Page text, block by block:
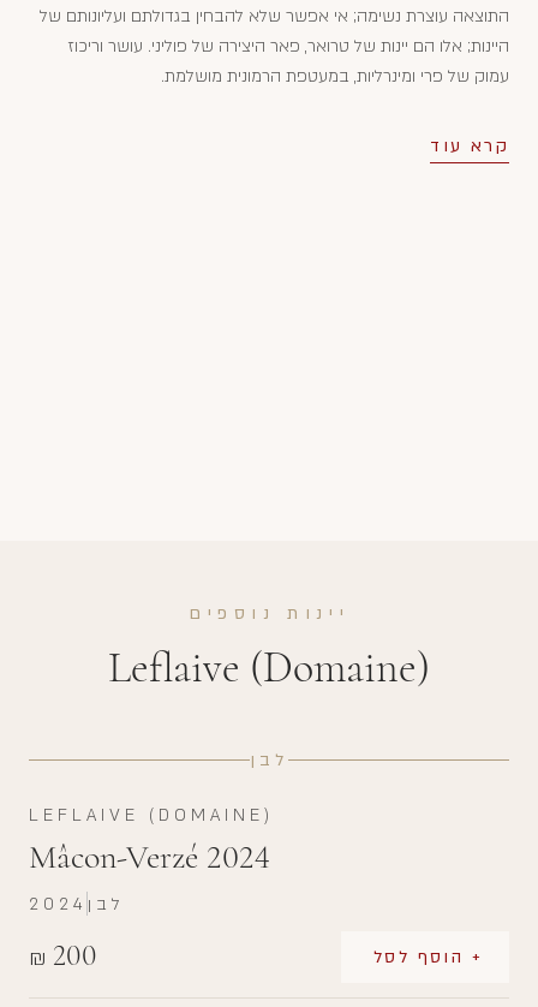
התוצאה עוצרת נשימה; אי אפשר שלא להבחין בגדולתם ועליונותם של
היינות; אלו הם יינות של טרואר, פאר היצירה של פוליני. עושר וריכוז
עמוק של פרי ומינרליות, במעטפת הרמונית מושלמת.
קרא עוד
יינות נוספים
Leflaive (Domaine)
לבן
LEFLAIVE (DOMAINE)
Mâcon-Verzé 2024
₪ 200 + הוסף לסל
2024 לבן